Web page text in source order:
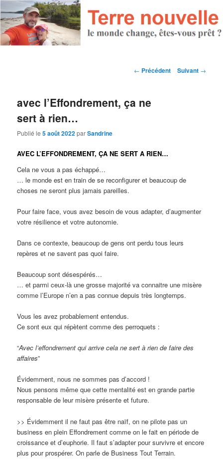
Navigation des articles
← Précédent Suivant →
avec l’Effondrement, ça ne
sert à rien…
Publié le5 août 2022parSandrine
AVEC L’EFFONDREMENT, ÇA NE SERT A RIEN…
Cela ne vous a pas échappé…
… le monde est en train de se reconfigurer et beaucoup de
choses ne seront plus jamais pareilles.
Pour faire face, vous avez besoin de vous adapter, d’augmenter
votre résilience et votre autonomie.
Dans ce contexte, beaucoup de gens ont perdu tous leurs
repères et ne savent pas quoi faire.
Beaucoup sont désespérés…
… et parmi ceux-là une grosse majorité va connaitre une misère
comme l’Europe n’en a pas connue depuis très longtemps.
Vous les avez probablement entendus.
Ce sont eux qui répètent comme des perroquets :
“Avec l’effondrement qui arrive cela ne sert à rien de faire des
affaires”
Évidemment, nous ne sommes pas d’accord !
Nous pensons même que cette mentalité est en grande partie
responsable de leur misère présente et future.
>> Évidemment il ne faut pas être naïf, on ne pilote pas un
business en plein Effondrement comme on le fait en période de
croissance et d’euphorie. Il faut s’adapter pour survivre et encore
plus pour prospérer. On parle de Business Tout Terrain.